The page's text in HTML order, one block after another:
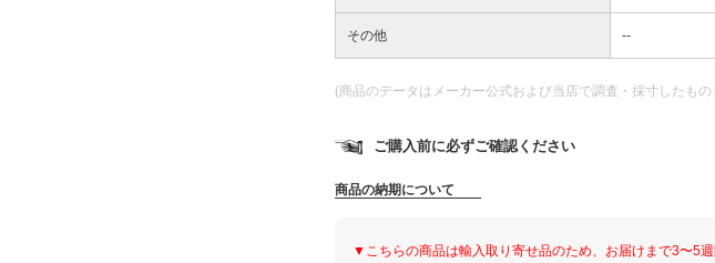
その他 --
(商品のデータはメーカー公式および当店で調査・採寸したもの
ご購入前に必ずご確認ください
商品の納期について
▼こちらの商品は輸入取り寄せ品のため、お届けまで3〜5